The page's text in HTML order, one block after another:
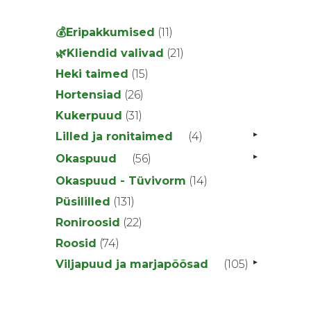
💰Eripakkumised 1111
toodet
🌿Kliendid valivad 2121
Heki taimed 1515
Hortensiad 2626
toodet
Kukerpuud 3131
toodet
Lilled ja ronitaimed 44
▸
Okaspuud 5656
toodet
▸
Okaspuud - Tüvivorm 1414
Püsililled 131131
toodet
Roniroosid 2222
Roosid 7474
toodet
Viljapuud ja marjapõõsad 105105
▸